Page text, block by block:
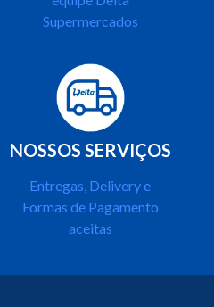
Supermercados
NOSSOS SERVIÇOS
Entregas, Delivery e
Formas de Pagamento
aceitas